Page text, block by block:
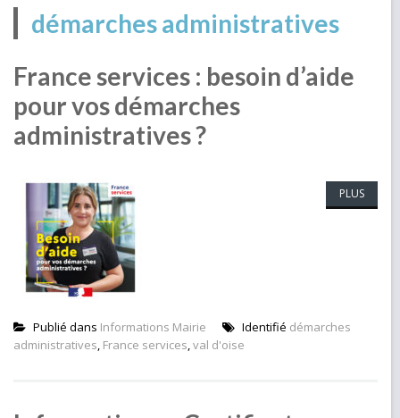
démarches administratives
France services : besoin d’aide
pour vos démarches
administratives ?
PLUS
Publié dans Informations Mairie Identifié démarches
administratives, France services,val d'oise